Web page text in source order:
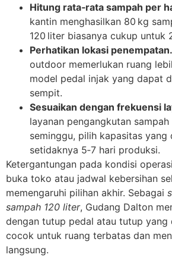
Hitung rata‑rata sampah per
kantin menghasilkan 80 kg
120 liter biasanya cukup untuk
Perhatikan lokasi penempatan.
outdoor memerlukan ruang
model pedal injak yang dapat
sempit.
Sesuaikan dengan frekuensi
layanan pengangkutan
seminggu, pilih kapasitas yang
setidaknya 5‑7 hari produksi.
Ketergantungan pada kondisi
buka toko atau jadwal kebersihan
memengaruhi pilihan akhir. Sebagai
sampah 120 liter, Gudang Dalton
dengan tutup pedal atau tutup yang
cocok untuk ruang terbatas dan
langsung.